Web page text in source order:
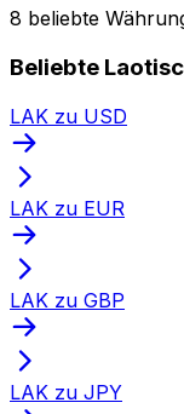
8 beliebte
Beliebte
LAK zu USD
LAK zu EUR
LAK zu GBP
LAK zu JPY